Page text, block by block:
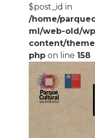
$post_id in
/home/
ml/web-old/
content/
php on line 158